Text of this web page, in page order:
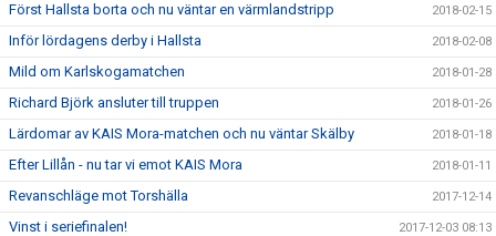
Först Hallsta borta och nu väntar en värmlandstripp 2018-02-15
Inför lördagens derby i Hallsta 2018-02-08
Mild om Karlskogamatchen 2018-01-28
Richard Björk ansluter till truppen 2018-01-26
Lärdomar av KAIS Mora-matchen och nu väntar Skälby 2018-01-18
Efter Lillån - nu tar vi emot KAIS Mora 2018-01-11
Revanschläge mot Torshälla 2017-12-14
Vinst i seriefinalen! 2017-12-03 08:13